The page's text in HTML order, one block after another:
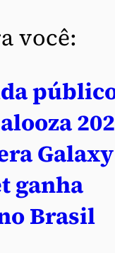
você:
Galaxy
ganha
Brasil